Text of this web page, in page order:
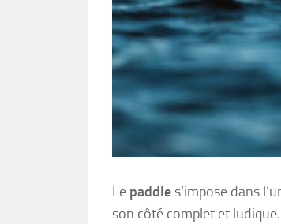
Le paddles’impose dans
son côté complet et